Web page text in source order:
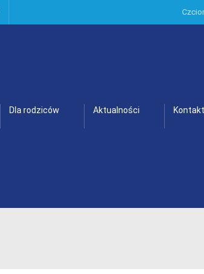
Dla rodziców Aktualności Kontakt